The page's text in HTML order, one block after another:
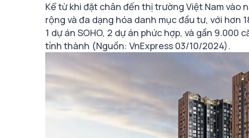
Kể từ khi đặt chân đến thị trường Việt Nam vào
rộng và đa dạng hóa danh mục đầu tư, với hơn
1 dự án SOHO, 2 dự án phức hợp, và gần 9.000
tỉnh thành (Nguồn: VnExpress 03/10/2024).